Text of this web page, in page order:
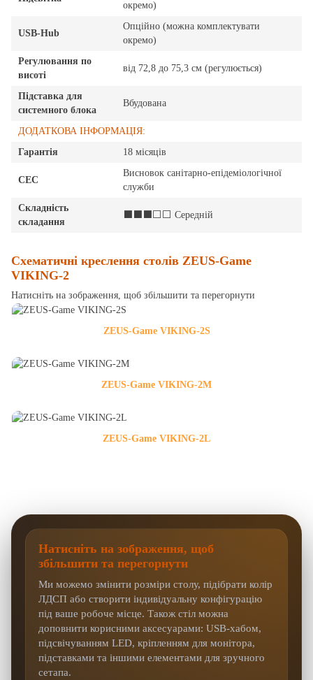
окремо)
USB-Hub
Опційно (можна комплектувати
окремо)
Регулювання по
висоті
від 72,8 до 75,3 см (регулюється)
Підставка для
системного блока
Вбудована
ДОДАТКОВА ІНФОРМАЦІЯ:
Гарантія
18 місяців
СЕС
Висновок санітарно-епідеміологічної
служби
Складність
складання
⬛⬛⬛⬜⬜ Середній
Схематичні креслення столів ZEUS-Game
VIKING-2
Натисніть на зображення, щоб збільшити та перегорнути
ZEUS-Game VIKING-2S
ZEUS-Game VIKING-2M
ZEUS-Game VIKING-2L
Натисніть на зображення, щоб
збільшити та перегорнути
Ми можемо змінити розміри столу, підібрати колір
ЛДСП або створити індивідуальну конфігурацію
під ваше робоче місце. Також стіл можна
доповнити корисними аксесуарами: USB-хабом,
підсвічуванням LED, кріпленням для монітора,
підставками та іншими елементами для зручного
сетапа.